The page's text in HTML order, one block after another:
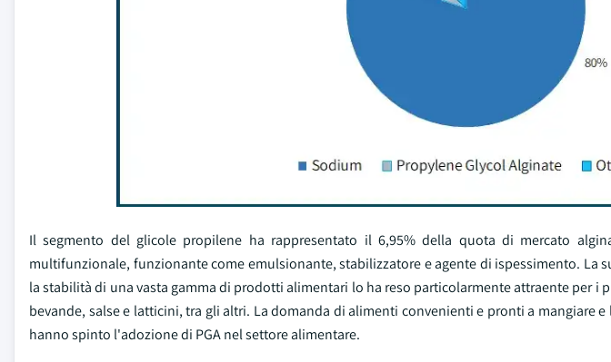
Il segmento del glicole propilene ha rappresentato il 6,95% della quota di mercato
multifunzionale, funzionante come emulsionante, stabilizzatore e agente di ispessimento. La
la stabilità di una vasta gamma di prodotti alimentari lo ha reso particolarmente attraente per i
bevande, salse e latticini, tra gli altri. La domanda di alimenti convenienti e pronti a mangiare
hanno spinto l'adozione di PGA nel settore alimentare.